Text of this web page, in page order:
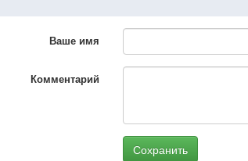
Ваше имя
Комментарий
Сохранить